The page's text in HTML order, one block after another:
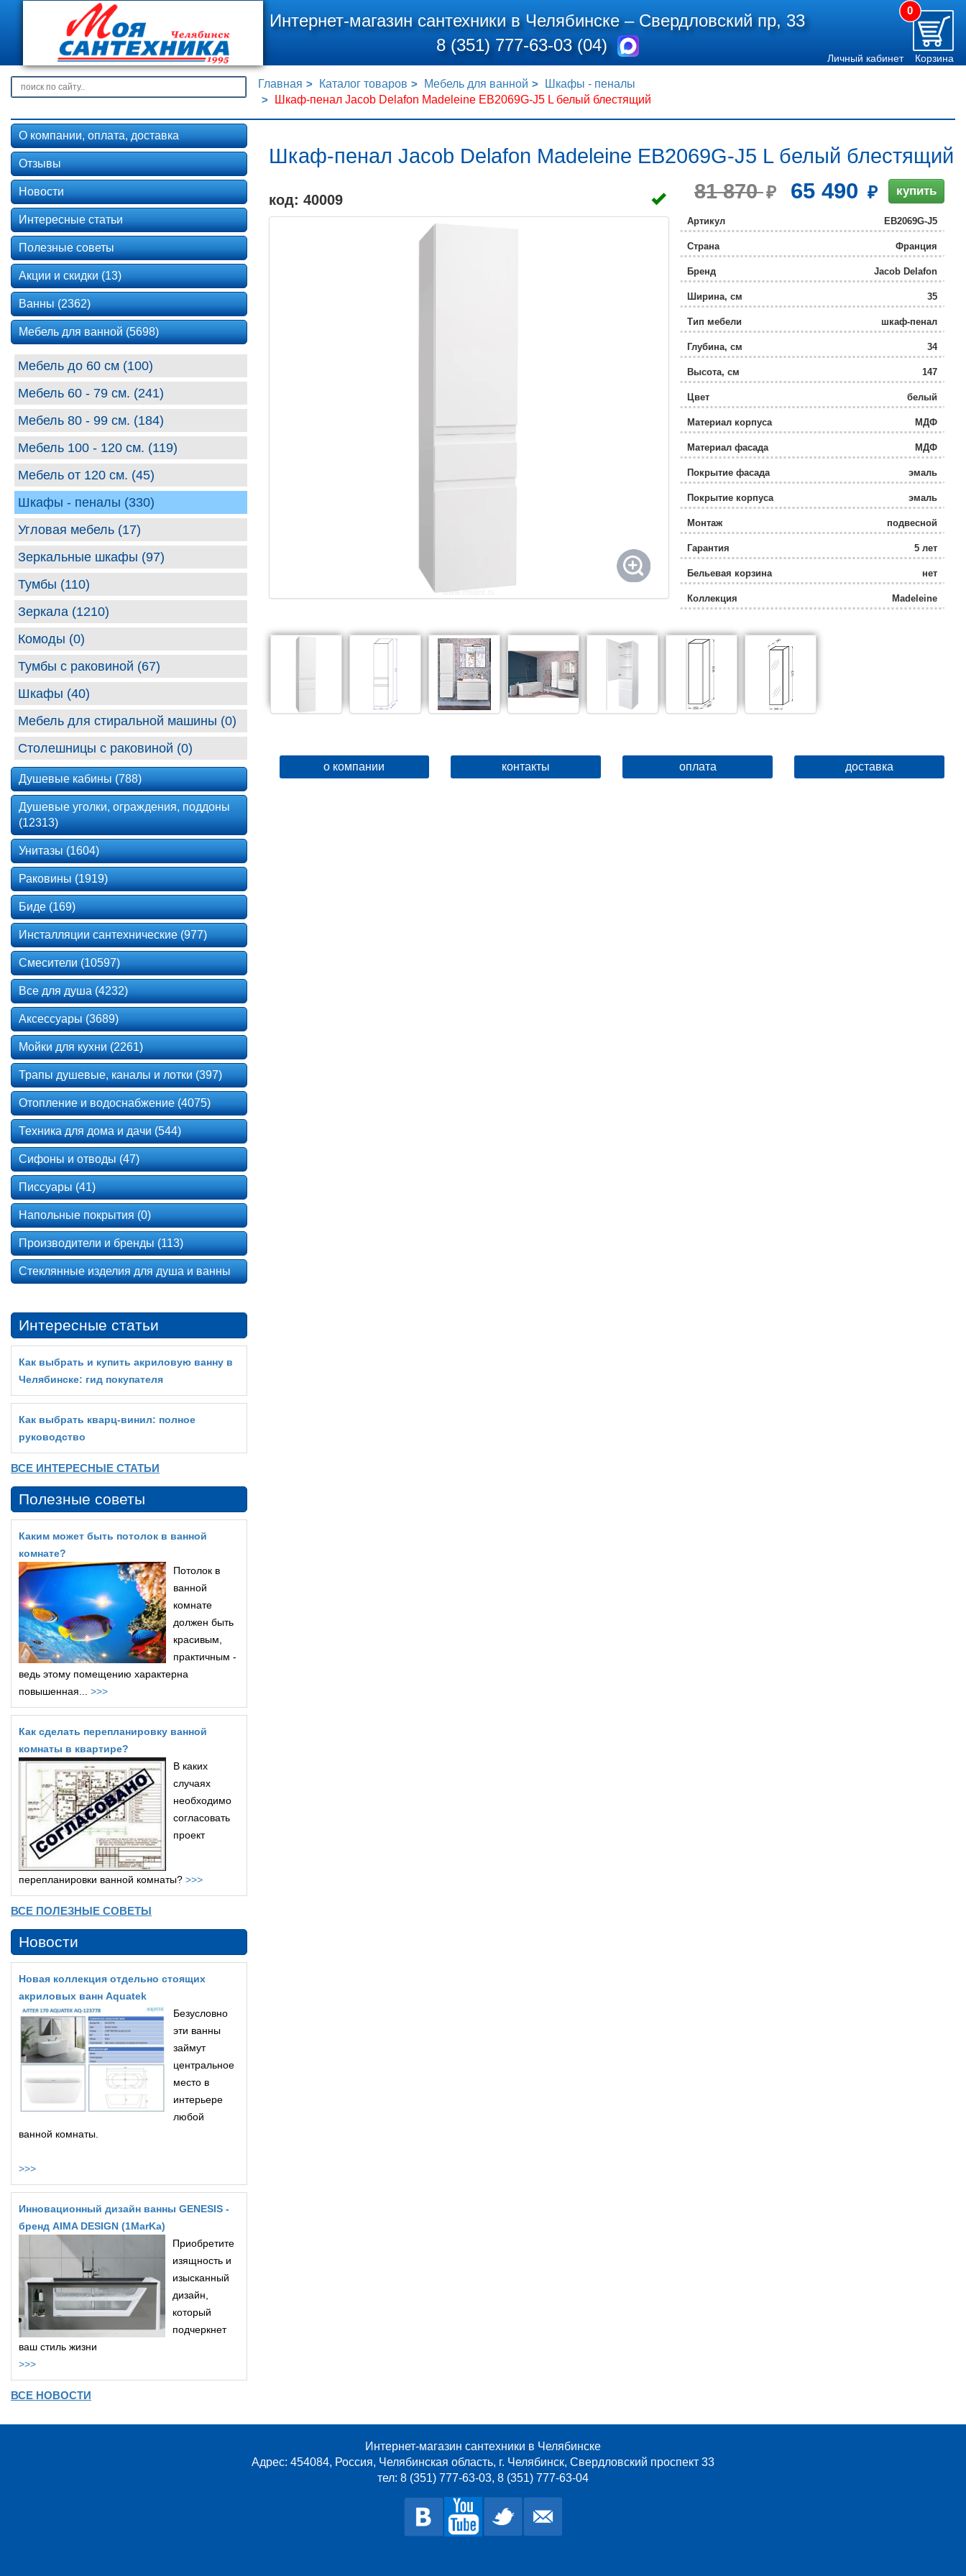
Интернет-магазин сантехники в Челябинске –Свердловский пр, 33
8 (351) 777-63-03 (04)
0
Личный кабинет Корзина
Главная Каталог товаров Мебель для ванной
Шкафы - пеналы
Шкаф-пенал Jacob Delafon Madeleine EB2069G-J5 L белый блестящий
Шкаф-пенал Jacob Delafon Madeleine EB2069G-J5 L белый блестящий
код: 40009 81 870 65 490 купить
Артикул EB2069G-J5
Страна Франция
Бренд Jacob Delafon
Ширина, см 35
Тип мебели шкаф-пенал
Глубина, см 34
Высота, см 147
Цвет белый
Материал корпуса МДФ
Материал фасада МДФ
Покрытие фасада эмаль
Покрытие корпуса эмаль
Монтаж подвесной
Гарантия 5 лет
Бельевая корзина нет
Коллекция Madeleine
о компании контакты оплата доставка
О компании, оплата, доставка
Отзывы
Новости
Интересные статьи
Полезные советы
Акции и скидки (13)
Ванны (2362)
Мебель для ванной (5698)
Мебель до 60 см (100)
Мебель 60 - 79 см. (241)
Мебель 80 - 99 cм. (184)
Мебель 100 - 120 см. (119)
Мебель от 120 см. (45)
Шкафы - пеналы (330)
Угловая мебель (17)
Зеркальные шкафы (97)
Тумбы (110)
Зеркала (1210)
Комоды (0)
Тумбы с раковиной (67)
Шкафы (40)
Мебель для стиральной машины (0)
Столешницы с раковиной (0)
Душевые кабины (788)
Душевые уголки, ограждения, поддоны
(12313)
Унитазы (1604)
Раковины (1919)
Биде (169)
Инсталляции сантехнические (977)
Смесители (10597)
Все для душа (4232)
Аксессуары (3689)
Мойки для кухни (2261)
Трапы душевые, каналы и лотки (397)
Отопление и водоснабжение (4075)
Техника для дома и дачи (544)
Сифоны и отводы (47)
Писсуары (41)
Напольные покрытия (0)
Производители и бренды (113)
Стеклянные изделия для душа и ванны
Интересные статьи
Как выбрать и купить акриловую ванну в
Челябинске: гид покупателя
Как выбрать кварц‑винил: полное
руководство
ВСЕ ИНТЕРЕСНЫЕ СТАТЬИ
Полезные советы
Каким может быть потолок в ванной
комнате?
Потолок в
ванной
комнате
должен быть
красивым,
практичным -
ведь этому помещению характерна
повышенная... >>>
Как сделать перепланировку ванной
комнаты в квартире?
В каких
случаях
необходимо
согласовать
проект
перепланировки ванной комнаты? >>>
ВСЕ ПОЛЕЗНЫЕ СОВЕТЫ
Новости
Новая коллекция отдельно стоящих
акриловых ванн Aquatek
Безусловно
эти ванны
займут
центральное
место в
интерьере
любой
ванной комнаты.
>>>
Инновационный дизайн ванны GENESIS -
бренд AIMA DESIGN (1MarKa)
Приобретите
изящность и
изысканный
дизайн,
который
подчеркнет
ваш стиль жизни
>>>
ВСЕ НОВОСТИ
Интернет-магазин сантехники в Челябинске
Адрес: 454084, Россия, Челябинская область, г. Челябинск, Свердловский проспект 33
тел: 8 (351) 777-63-03, 8 (351) 777-63-04